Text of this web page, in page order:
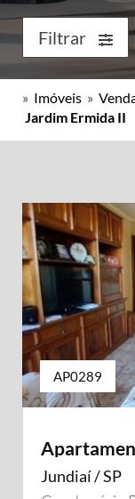
Filtrar
» Imóveis »
Jardim Ermida II
AP0289
Jundiaí / SP